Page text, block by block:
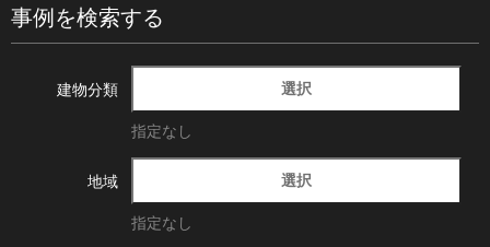
事例を検索する
建物分類 選択
指定なし
地域 選択
指定なし